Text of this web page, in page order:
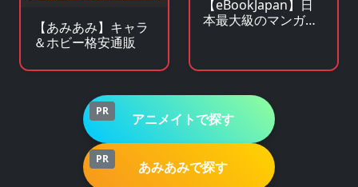
【あみあみ】キャラ
＆ホビー格安通販
【eBookJapan】日
本最大級のマンガ
PR アニメイトで探す
PR あみあみで探す